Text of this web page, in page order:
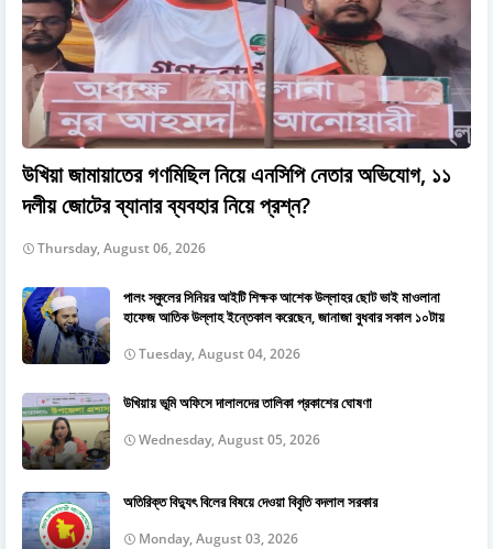
উখিয়া জামায়াতের গণমিছিল নিয়ে এনসিপি নেতার অভিযোগ, ১১
দলীয় জোটের ব্যানার ব্যবহার নিয়ে প্রশ্ন?
Thursday, August 06, 2026
পালং স্কুলের সিনিয়র আইটি শিক্ষক আশেক উল্লাহর ছোট ভাই মাওলানা
হাফেজ আতিক উল্লাহ ইন্তেকাল করেছেন, জানাজা বুধবার সকাল ১০টায়
Tuesday, August 04, 2026
উখিয়ায় ভূমি অফিসে দালালদের তালিকা প্রকাশের ঘোষণা
Wednesday, August 05, 2026
অতিরিক্ত বিদ্যুৎ বিলের বিষয়ে দেওয়া বিবৃতি বদলাল সরকার
Monday, August 03, 2026